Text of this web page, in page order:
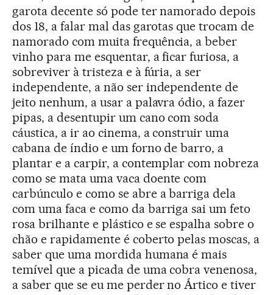
garota decente só pode ter namorado depois
dos 18, a falar mal das garotas que trocam de
namorado com muita frequência, a beber
vinho para me esquentar, a ficar furiosa, a
sobreviver à tristeza e à fúria, a ser
independente, a não ser independente de
jeito nenhum, a usar a palavra ódio, a fazer
pipas, a desentupir um cano com soda
cáustica, a ir ao cinema, a construir uma
cabana de índio e um forno de barro, a
plantar e a carpir, a contemplar com nobreza
como se mata uma vaca doente com
carbúnculo e como se abre a barriga dela
com uma faca e como da barriga sai um feto
rosa brilhante e plástico e se espalha sobre o
chão e rapidamente é coberto pelas moscas, a
saber que uma mordida humana é mais
temível que a picada de uma cobra venenosa,
a saber que se eu me perder no Ártico e tiver